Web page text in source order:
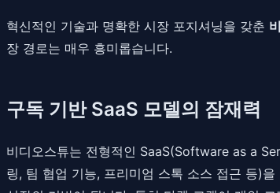
혁신적인 기술과 명확한 시장 포지셔닝을 갖춘
장 경로는 매우 흥미롭습니다.
구독 기반 SaaS 모델의 잠재력
비디오스튜는 전형적인 SaaS(Software as a
링, 팀 협업 기능, 프리미엄 스톡 소스 접근 등)